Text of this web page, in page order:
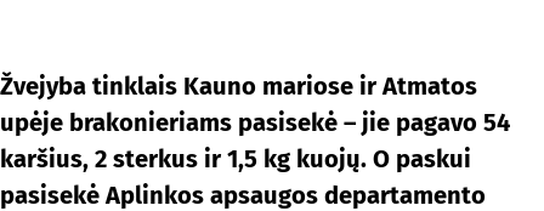
Žvejyba tinklais Kauno mariose ir Atmatos
upėje brakonieriams pasisekė – jie pagavo 54
karšius, 2 sterkus ir 1,5 kg kuojų. O paskui
pasisekė Aplinkos apsaugos departamento